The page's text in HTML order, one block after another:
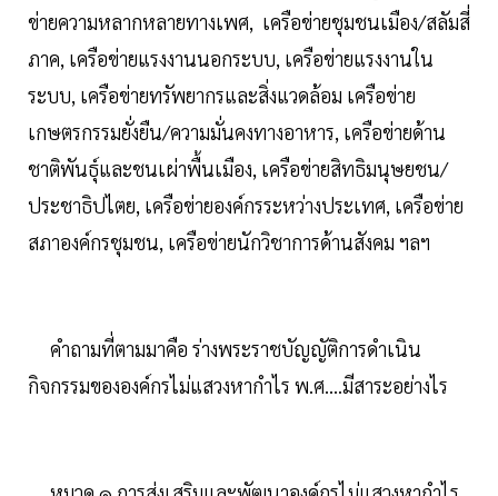
ข่ายความหลากหลายทางเพศ, เครือข่ายชุมชนเมือง/สลัมสี่
ภาค, เครือข่ายแรงงานนอกระบบ, เครือข่ายแรงงานใน
ระบบ, เครือข่ายทรัพยากรและสิ่งแวดล้อม เครือข่าย
เกษตรกรรมยั่งยืน/ความมั่นคงทางอาหาร, เครือข่ายด้าน
ชาติพันธุ์และชนเผ่าพื้นเมือง, เครือข่ายสิทธิมนุษยชน/
ประชาธิปไตย, เครือข่ายองค์กรระหว่างประเทศ, เครือข่าย
สภาองค์กรชุมชน, เครือข่ายนักวิชาการด้านสังคม ฯลฯ
คำถามที่ตามมาคือ ร่างพระราชบัญญัติการดำเนิน
กิจกรรมขององค์กรไม่แสวงหากำไร พ.ศ….มีสาระอย่างไร